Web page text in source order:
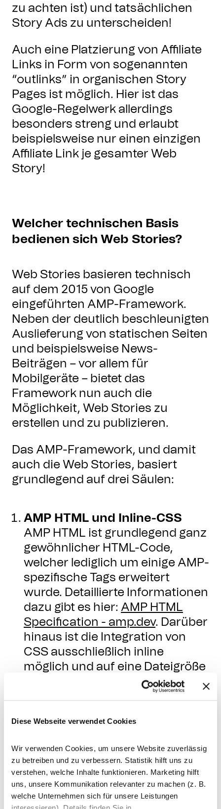
Diese Webseite verwendet Cookies
Wir verwenden Cookies, um unsere Website zuverlässig
zu betreiben und zu verbessern. Statistik hilft uns zu
verstehen, welche Inhalte funktionieren. Marketing hilft
uns, unsere Kommunikation relevanter zu machen (z. B.
welche Unternehmen sich für unsere Leistungen
zu achten ist) und tatsächlichen
Story Ads zu unterscheiden!
Auch eine Platzierung von Affiliate
Links in Form von sogenannten
“outlinks” in organischen Story
Pages ist möglich. Hier ist das
Google-Regelwerk allerdings
besonders streng und erlaubt
beispielsweise nur einen einzigen
Affiliate Link je gesamter Web
Story!
Welcher technischen Basis
bedienen sich Web Stories?
Web Stories basieren technisch
auf dem 2015 von Google
eingeführten AMP-Framework.
Neben der deutlich beschleunigten
Auslieferung von statischen Seiten
und beispielsweise News-
Beiträgen – vor allem für
Mobilgeräte – bietet das
Framework nun auch die
Möglichkeit, Web Stories zu
erstellen und zu publizieren.
Das AMP-Framework, und damit
auch die Web Stories, basiert
grundlegend auf drei Säulen:
AMP HTML und Inline-CSS
AMP HTML ist grundlegend ganz
gewöhnlicher HTML-Code,
welcher lediglich um einige AMP-
spezifische Tags erweitert
wurde. Detaillierte Informationen
dazu gibt es hier: AMP HTML
Specification - amp.dev. Darüber
hinaus ist die Integration von
CSS ausschließlich inline
möglich und auf eine Dateigröße
von insgesamt 50 Kilobyte
Hierbei handelt es sich um ein
erster Linie dafür sorgt, dass
sämtliches eingesetztes
JavaScript asynchron geladen
wird, was bedeutet, dass